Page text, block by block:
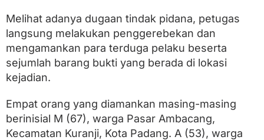
g
a
P
e
a
B
e
r
h
Melihat adanya dugaan tindak pidana, petugas
langsung melakukan penggerebekan dan
mengamankan para terduga pelaku beserta
sejumlah barang bukti yang berada di lokasi
kejadian.
Empat orang yang diamankan masing-masing
berinisial M (67), warga Pasar Ambacang,
Kecamatan Kuranji, Kota Padang. A (53), warga